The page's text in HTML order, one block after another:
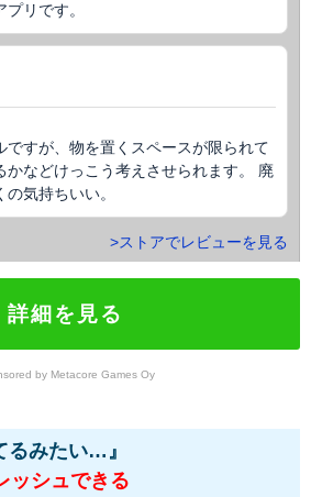
リです。
ですが、物を置くスペースが限られて
かなどけっこう考えさせられます。 廃
気持ちいい。
>ストアでレビューを見る
詳細を見る
by Metacore Games Oy
るみたい…』
ッシュできる